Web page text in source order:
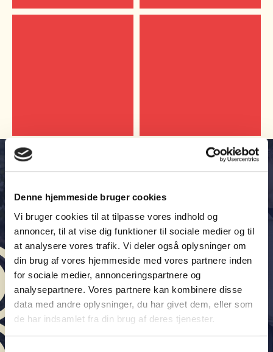
Denne hjemmeside bruger cookies
Vi bruger cookies til at tilpasse vores indhold og
annoncer, til at vise dig funktioner til sociale medier og til
at analysere vores trafik. Vi deler også oplysninger om
din brug af vores hjemmeside med vores partnere inden
for sociale medier, annonceringspartnere og
analysepartnere. Vores partnere kan kombinere disse
data med andre oplysninger, du har givet dem, eller som
de har indsamlet fra din brug af deres tjenester.
Vi elsker at vise skolen
frem, så book bare en
rundvisning